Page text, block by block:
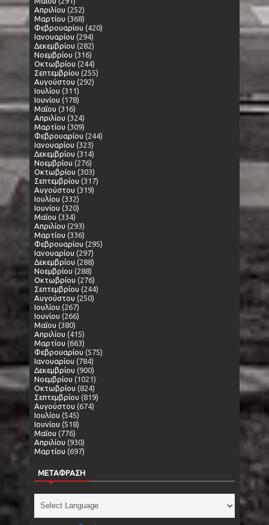
Απριλίου (252)
Μαρτίου (368)
Φεβρουαρίου (420)
Ιανουαρίου (294)
Δεκεμβρίου (282)
Νοεμβρίου (316)
Οκτωβρίου (244)
Σεπτεμβρίου (255)
Αυγούστου (292)
Ιουλίου (311)
Ιουνίου (178)
Μαΐου (316)
Απριλίου (324)
Μαρτίου (309)
Φεβρουαρίου (244)
Ιανουαρίου (323)
Δεκεμβρίου (314)
Νοεμβρίου (276)
Οκτωβρίου (303)
Σεπτεμβρίου (317)
Αυγούστου (319)
Ιουλίου (332)
Ιουνίου (320)
Μαΐου (334)
Απριλίου (293)
Μαρτίου (336)
Φεβρουαρίου (295)
Ιανουαρίου (297)
Δεκεμβρίου (288)
Νοεμβρίου (288)
Οκτωβρίου (276)
Σεπτεμβρίου (244)
Αυγούστου (250)
Ιουλίου (267)
Ιουνίου (266)
Μαΐου (380)
Απριλίου (415)
Μαρτίου (663)
Φεβρουαρίου (575)
Ιανουαρίου (784)
Δεκεμβρίου (900)
Νοεμβρίου (1021)
Οκτωβρίου (824)
Σεπτεμβρίου (819)
Αυγούστου (674)
Ιουλίου (545)
Ιουνίου (518)
Μαΐου (776)
Απριλίου (930)
Μαρτίου (697)
ΜΕΤΑΦΡΑΣΗ